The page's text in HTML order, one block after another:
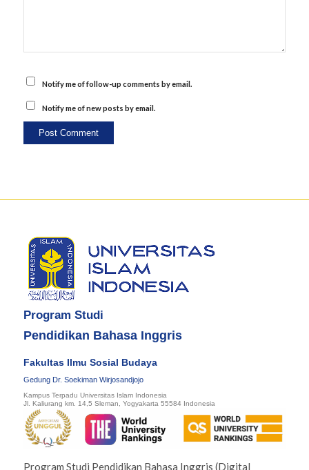
Notify me of follow-up comments by email.
Notify me of new posts by email.
Program Studi
Pendidikan Bahasa Inggris
Fakultas Ilmu Sosial Budaya
Gedung Dr. Soekiman Wirjosandjojo
Kampus Terpadu Universitas Islam Indonesia
Jl. Kaliurang km. 14,5 Sleman, Yogyakarta 55584 Indonesia
Program Studi Pendidikan Bahasa Inggris (Digital